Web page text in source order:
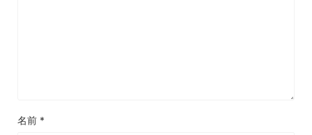
名前 *